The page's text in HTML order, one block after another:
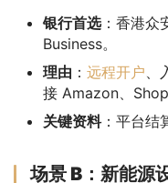
银行首选：香港众
Business。
理由 ： 远程开户
接 Amazon、
关键资料：平台结
场景 B：新能源